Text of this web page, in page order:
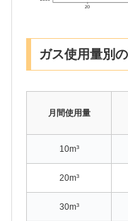
ガス使用量別
月間使用量
10m³
20m³
30m³